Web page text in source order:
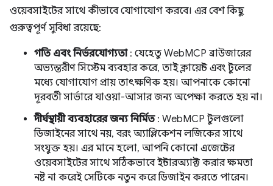
ওয়েবসাইটের সাথে কীভাবে যোগাযোগ করবে। এর বেশ কিছু
গুরুত্বপূর্ণ সুবিধা রয়েছে:
গতি এবং নির্ভরযোগ্যতা: যেহেতু WebMCP ব্রাউজারের
অভ্যন্তরীণ সিস্টেম ব্যবহার করে, তাই ক্লায়েন্ট এবং টুলের
মধ্যে যোগাযোগ প্রায় তাৎক্ষণিক হয়। আপনাকে কোনো
দূরবর্তী সার্ভারে যাওয়া-আসার জন্য অপেক্ষা করতে হয় না।
দীর্ঘস্থায়ী ব্যবহারের জন্য নির্মিত: WebMCP টুলগুলো
ডিজাইনের সাথে নয়, বরং অ্যাপ্লিকেশন লজিকের সাথে
সংযুক্ত হয়। এর মানে হলো, আপনি কোনো এজেন্টের
ওয়েবসাইটের সাথে সঠিকভাবে ইন্টারঅ্যাক্ট করার ক্ষমতা
নষ্ট না করেই সেটিকে নতুন করে ডিজাইন করতে পারেন।